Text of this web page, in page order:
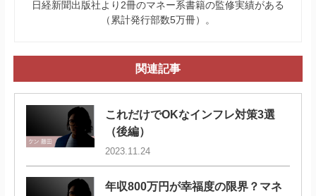
日経新聞出版社より2冊のマネー系書籍の監修実績がある
（累計発行部数5万冊）。
関連記事
これだけでOKなインフレ対策3選
（後編）
2023.11.24
年収800万円が幸福度の限界？マネ